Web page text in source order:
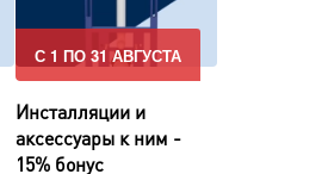
С 1 ПО 31 АВГУСТА
Инсталляции и
аксессуары к ним -
15% бонус